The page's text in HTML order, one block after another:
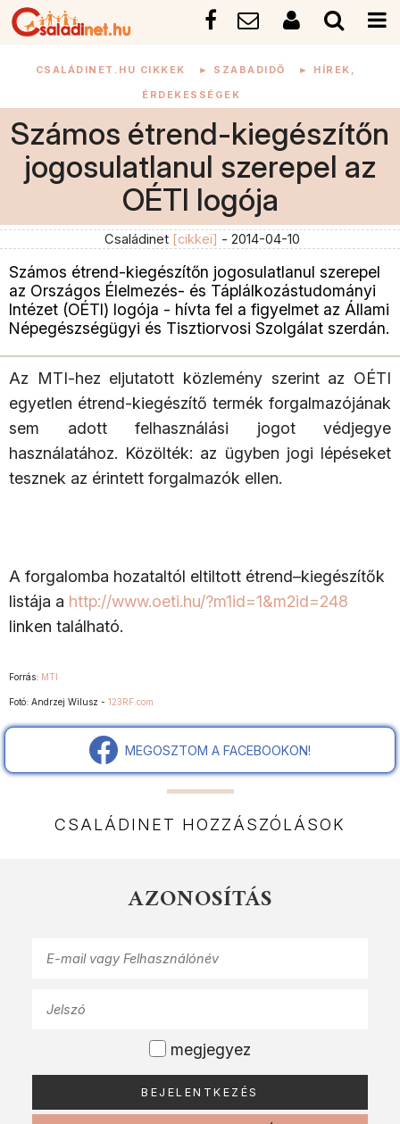
CSALÁDINET.HU CIKKEK ► SZABADIDŐ ► HÍREK,
ÉRDEKESSÉGEK
Számos étrend-kiegészítőn
jogosulatlanul szerepel az
OÉTI logója
Családinet [cikkei] - 2014-04-10
Számos étrend-kiegészítőn jogosulatlanul szerepel
az Országos Élelmezés- és Táplálkozástudományi
Intézet (OÉTI) logója - hívta fel a figyelmet az Állami
Népegészségügyi és Tisztiorvosi Szolgálat szerdán.
Az MTI-hez eljutatott közlemény szerint az OÉTI
egyetlen étrend-kiegészítő termék forgalmazójának
sem adott felhasználási jogot védjegye
használatához. Közölték: az ügyben jogi lépéseket
tesznek az érintett forgalmazók ellen.
A forgalomba hozataltól eltiltott étrend–kiegészítők
listája a http://www.oeti.hu/?m1id=1&m2id=248
linken található.
Forrás: MTI
Fotó: Andrzej Wilusz - 123RF.com
MEGOSZTOM A FACEBOOKON!
CSALÁDINET HOZZÁSZÓLÁSOK
AZONOSÍTÁS
megjegyez